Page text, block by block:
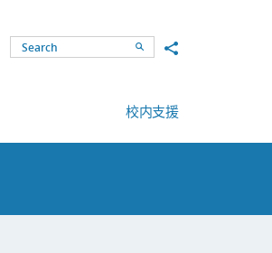
SearchShare to
校内支援